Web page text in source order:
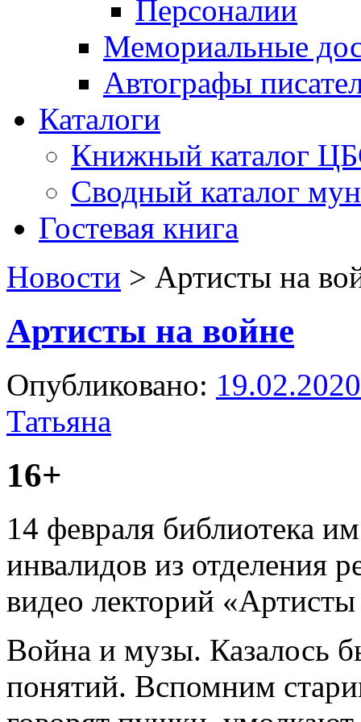
Персоналии
Мемориальные
Автографы
Каталоги
Книжный каталог
Сводный каталог
Гостевая книга
Новости > Артисты на
Артисты на войне
Опубликовано: 19.02.2020
Татьяна
16+
14 февраля библиотека
инвалидов из отделения
видео лекторий
Война и музы. Казалось
понятий. Вспомним